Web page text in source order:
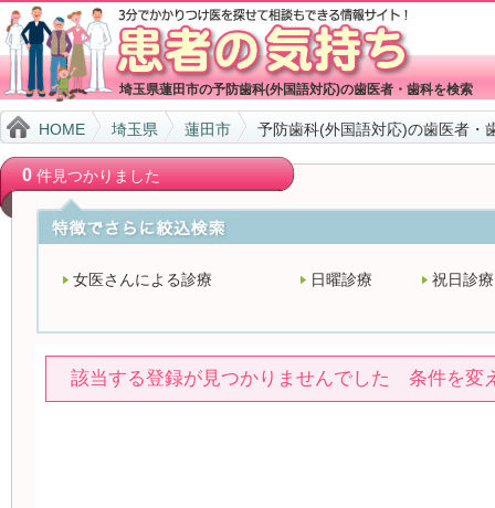
埼玉県蓮田市の予防歯科(外国語対応)の歯医者・歯科を検索
HOME 埼玉県 蓮田市 予防歯科(外国語対応)の歯医者・
0件見つかりました
女医さんによる診療 日曜診療 祝日診療
該当する登録が見つかりませんでした 条件を